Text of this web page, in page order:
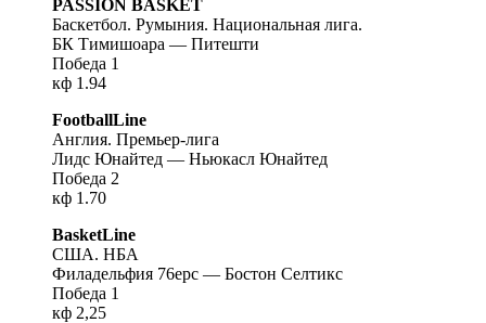
PASSION BASKET
Баскетбол. Румыния. Национальная лига.
БК Тимишоара — Питешти
Победа 1
кф 1.94
FootballLine
Англия. Премьер-лига
Лидс Юнайтед — Ньюкасл Юнайтед
Победа 2
кф 1.70
BasketLine
США. НБА
Филадельфия 76ерс — Бостон Селтикс
Победа 1
кф 2,25